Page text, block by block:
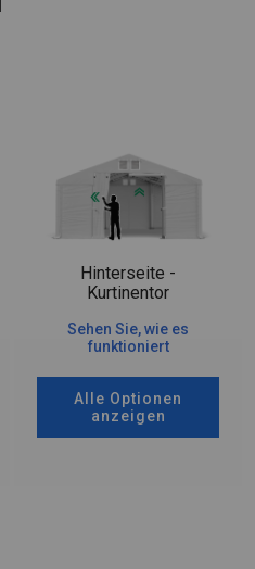
Hinterseite -
Kurtinentor
Sehen Sie, wie es
funktioniert
Alle Optionen
anzeigen